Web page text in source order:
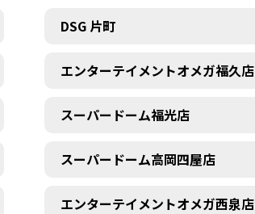
DSG 片町
エンターテイメントオメガ福久店
スーパードーム福光店
スーパードーム高岡四屋店
エンターテイメントオメガ西泉店